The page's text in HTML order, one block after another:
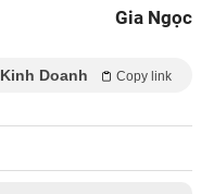
Gia Ngọc
Doanh Copy link